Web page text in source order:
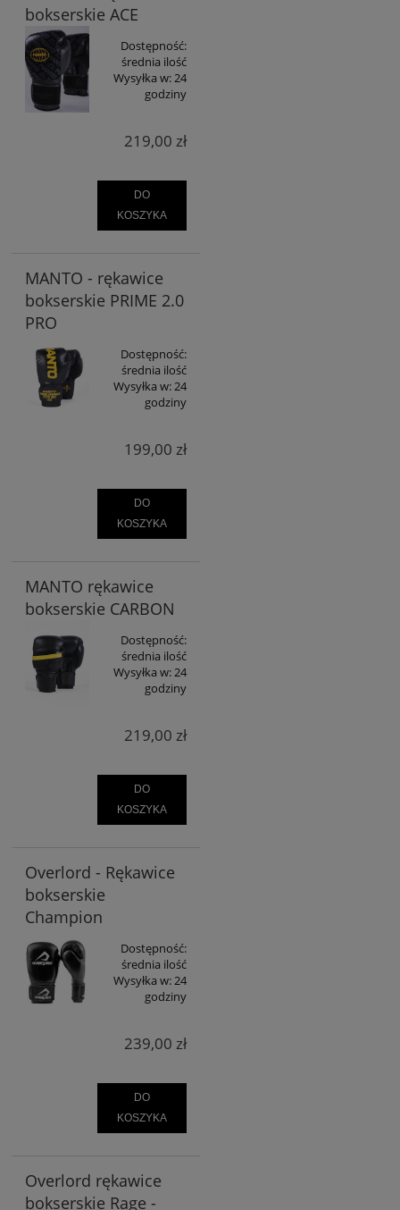
bokserskie ACE
Dostępność:
średnia ilość
Wysyłka w:24
godziny
219,00 zł
DO
KOSZYKA
MANTO - rękawice
bokserskie PRIME 2.0
PRO
Dostępność:
średnia ilość
Wysyłka w:24
godziny
199,00 zł
DO
KOSZYKA
MANTO rękawice
bokserskie CARBON
Dostępność:
średnia ilość
Wysyłka w:24
godziny
219,00 zł
DO
KOSZYKA
Overlord - Rękawice
bokserskie
Champion
Dostępność:
średnia ilość
Wysyłka w:24
godziny
239,00 zł
DO
KOSZYKA
Overlord rękawice
bokserskie Rage -